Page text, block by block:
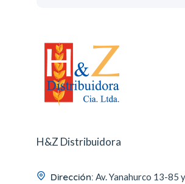
H&Z Distribuidora
Dirección: Av. Yanahurco 13-85